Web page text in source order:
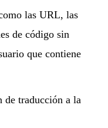
las URL, las
de código sin
que contiene
traducción a la